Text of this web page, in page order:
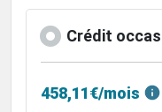
Crédit
458,11€/mois